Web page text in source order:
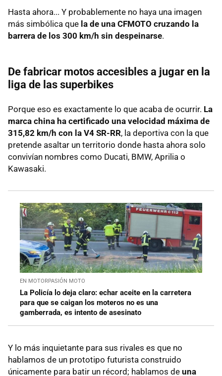
Hasta ahora... Y probablemente no haya una imagen
más simbólica que la de una CFMOTO cruzando la
barrera de los 300 km/h sin despeinarse.
De fabricar motos accesibles a jugar en la
liga de las superbikes
Porque eso es exactamente lo que acaba de ocurrir. La
marca china ha certificado una velocidad máxima de
315,82 km/h con la V4 SR-RR, la deportiva con la que
pretende asaltar un territorio donde hasta ahora solo
convivían nombres como Ducati, BMW, Aprilia o
Kawasaki.
EN MOTORPASIÓN MOTO
La Policía lo deja claro: echar aceite en la carretera
para que se caigan los moteros no es una
gamberrada, es intento de asesinato
Y lo más inquietante para sus rivales es que no
hablamos de un prototipo futurista construido
únicamente para batir un récord; hablamos de una